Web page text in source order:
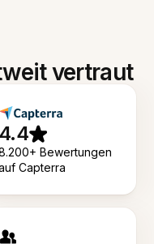
vertraut
4.4
Bewertungen
Capterra